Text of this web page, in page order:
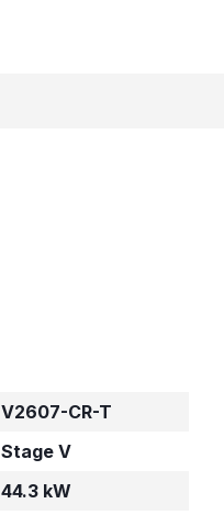
V2607-CR-T
Stage V
44.3 kW